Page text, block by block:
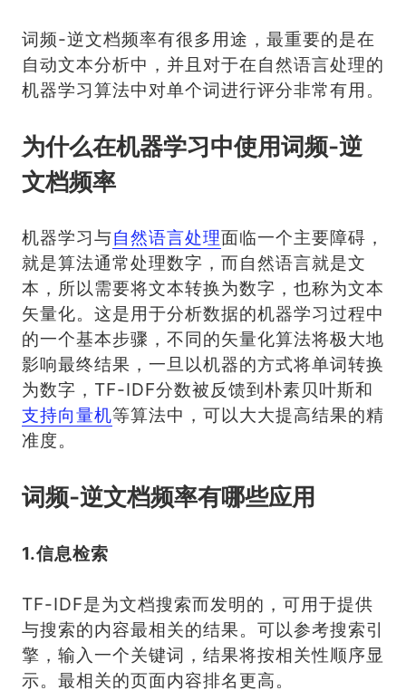
词频-逆文档频率有很多用途，最重要的是在
自动文本分析中，并且对于在自然语言处理的
机器学习算法中对单个词进行评分非常有用。
为什么在机器学习中使用词频-逆
文档频率
机器学习与自然语言处理面临一个主要障碍，
就是算法通常处理数字，而自然语言就是文
本，所以需要将文本转换为数字，也称为文本
矢量化。这是用于分析数据的机器学习过程中
的一个基本步骤，不同的矢量化算法将极大地
影响最终结果，一旦以机器的方式将单词转换
为数字，TF-IDF分数被反馈到朴素贝叶斯和
支持向量机等算法中，可以大大提高结果的精
准度。
词频-逆文档频率有哪些应用
1.信息检索
TF-IDF是为文档搜索而发明的，可用于提供
与搜索的内容最相关的结果。可以参考搜索引
擎，输入一个关键词，结果将按相关性顺序显
示。最相关的页面内容排名更高。